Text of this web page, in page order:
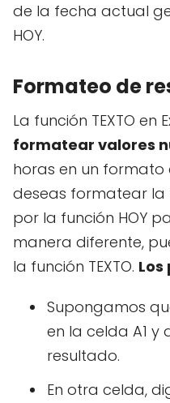
de la fecha actual
HOY.
Formateo de
La función TEXTO en
formatear valores
horas en un formato
deseas formatear
por la función HOY
manera diferente,
la función TEXTO. Los
Supongamos
en la celda A1 y
resultado.
En otra celda,